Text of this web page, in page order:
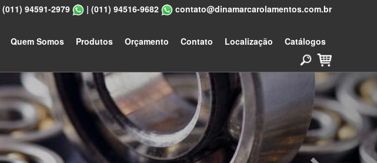
(011) 94591-2979 | (011) 94516-9682 contato@dinamarcarolamentos.com.br
Quem Somos Produtos Orçamento Contato Localização Catálogos